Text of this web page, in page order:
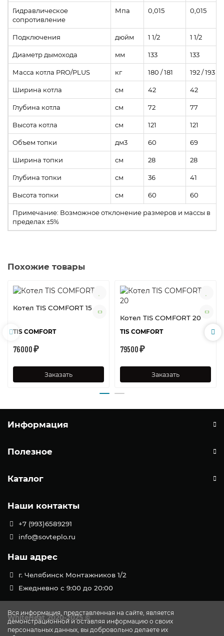
Гидравлическое
сопротивление
Мпа 0,015 0,015
Подключения дюйм 1 1/2 1 1/2
Диаметр дымохода мм 133 133
Масса котла PRO/PLUS кг 180 / 181 192 / 193
Ширина котла см 42 42
Глубина котла см 72 77
Высота котла см 121 121
Объем топки дм3 60 69
Ширина топки см 28 28
Глубина топки см 36 41
Высота топки см 60 60
Примечание: Возможное отклонение размеров и массы в
пределах ±5%
Похожие товары
Котел TIS COMFORT 15
TIS COMFORT
76000 ₽
Заказать
Котел TIS COMFORT 20
TIS COMFORT
79500 ₽
Заказать
Вся информация, представленная на сайте, является
демонстрационной и оставляя информацию о своих
персональных данных, вы добровольно делаете их
Информация
Полезное
Каталог
Наши контакты
+7 (993)6589291
info@sovteplo.ru
Наш адрес
г. Челябинск Монтажников 1/2
Ежедневно с 9:00 до 20:00
WhiteHeat2020-2025 ©